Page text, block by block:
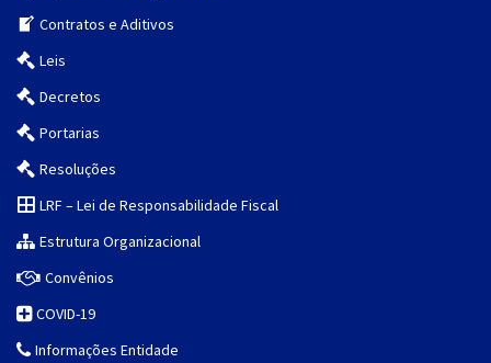
Contratos e Aditivos
Leis
Decretos
Portarias
Resoluções
LRF – Lei de Responsabilidade Fiscal
Estrutura Organizacional
Convênios
COVID-19
Informações Entidade